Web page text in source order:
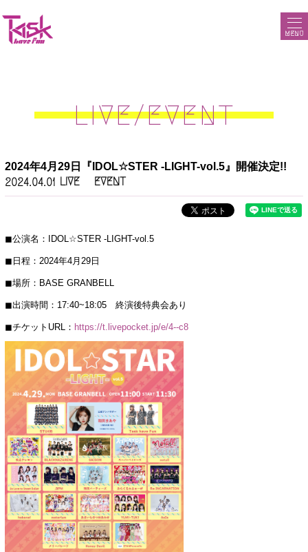
MENU
LIVE/EVENT
2024年4月29日『IDOL☆STER -LIGHT-vol.5』開催決定!!
2024.04.01 LIVE EVENT
◼︎公演名：IDOL☆STER -LIGHT-vol.5
◼︎日程：2024年4月29日
◼︎場所：BASE GRANBELL
◼︎出演時間：17:40~18:05 終演後特典会あり
◼︎チケットURL： https://t.livepocket.jp/e/4--c8